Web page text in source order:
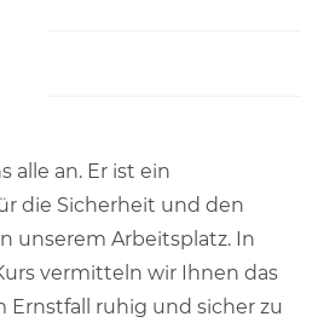
alle an. Er ist ein
die Sicherheit und den
unserem Arbeitsplatz. In
vermitteln wir Ihnen das
Ernstfall ruhig und sicher zu